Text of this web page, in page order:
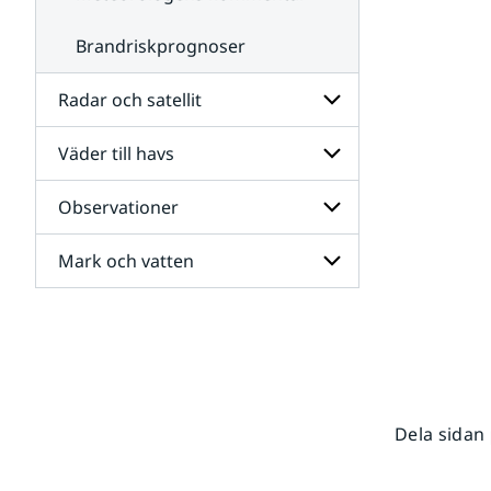
Brandriskprognoser
Radar och satellit
Undersidor
för
Radar
och
satellit
Väder till havs
Undersidor
för
Väder
till
havs
Observationer
Undersidor
för
Mark och vatten
Dela sidan